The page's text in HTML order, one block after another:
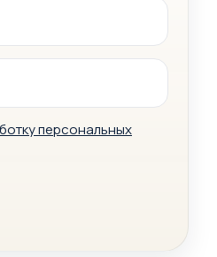
персональных